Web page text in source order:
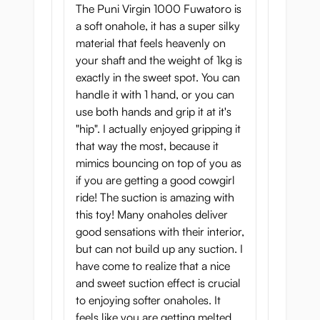
och i kombination med strukturen och
vakuumet låter dig lösvaginan komma
precis som med en tajt och hårdare variant.
Vakuumet som Puni Virgin 1000 ger är stort
och trots mjukheten känner du
utbuktningarna och den stimulerande
strukturen med varje rörelse.
Om du vänder lösvaginan känns tunneln
annorlunda och din mage smackar sedan
mot hennes runda rumpa.
Om du inte gillar när det är hårt och tajt är
detta en lösvagina som du kommer att njuta
Rengöring:
Puni Virgin 1000 är en av de enklaste
The Puni Virgin 1000 Fuwatoro is
a soft onahole, it has a super silky
material that feels heavenly on
your shaft and the weight of 1kg is
exactly in the sweet spot. You can
handle it with 1 hand, or you can
use both hands and grip it at it's
"hip". I actually enjoyed gripping it
that way the most, because it
mimics bouncing on top of you as
if you are getting a good cowgirl
ride! The suction is amazing with
this toy! Many onaholes deliver
good sensations with their interior,
but can not build up any suction. I
have come to realize that a nice
and sweet suction effect is crucial
to enjoying softer onaholes. It